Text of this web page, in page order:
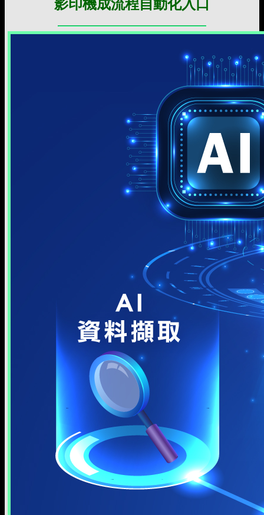
影印機成流程自動化入口